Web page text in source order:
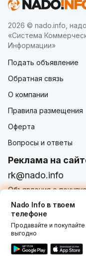
2026 © nado.info,
«Система
Информации»
Подать объявление
Обратная связь
О компании
Правила размещения
Оферта
Вопросы и ответы
Реклама на
rk@nado.info
Объявления о
услугах от частных
Использование
объявлений на
Nado Info в твоем
телефоне
Продавайте и покупайте
выгодно